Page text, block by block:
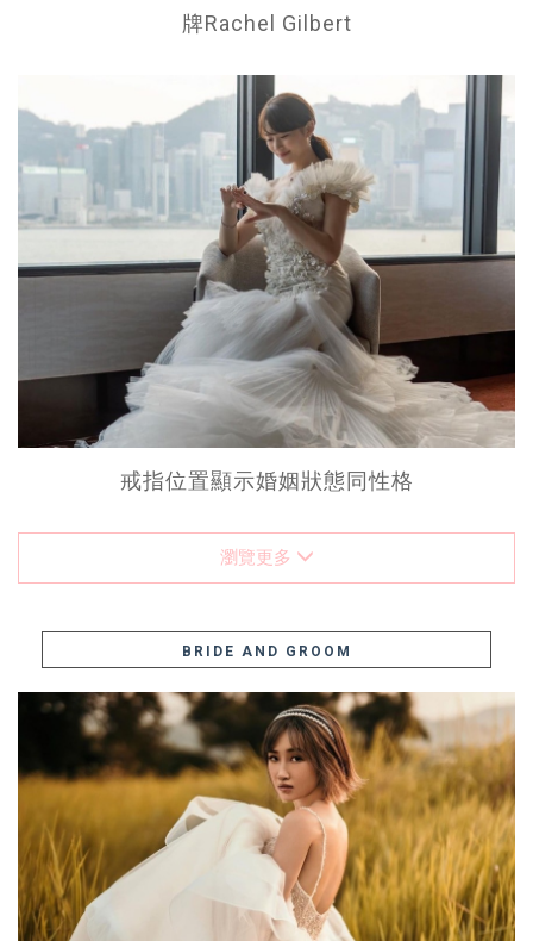
牌Rachel Gilbert
戒指位置顯示婚姻狀態同性格
瀏覽更多
BRIDE AND GROOM